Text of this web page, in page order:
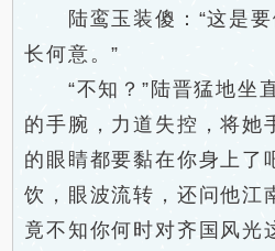
陆鸾玉装傻：“这是要
长何意。”
“不知？”陆晋猛地坐
的手腕，力道失控，将她
的眼睛都要黏在你身上了
饮，眼波流转，还问他江
竟不知你何时对齐国风光